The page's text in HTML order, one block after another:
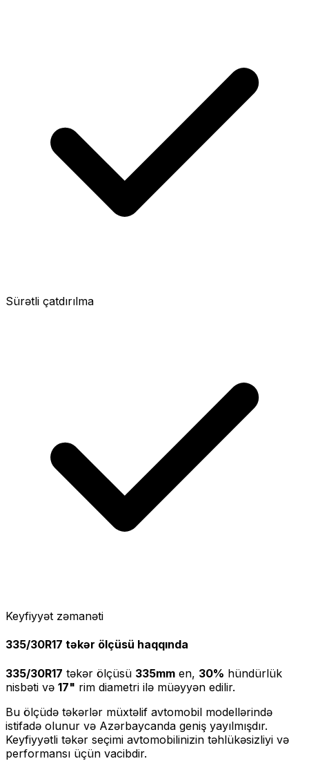
Sürətli çatdırılma
Keyfiyyət zəmanəti
335/30R17 təkər ölçüsü haqqında
335/30R17 təkər ölçüsü 335mm en, 30% hündürlük
nisbəti və 17" rim diametri ilə müəyyən edilir.
Bu ölçüdə təkərlər müxtəlif avtomobil modellərində
istifadə olunur və Azərbaycanda geniş yayılmışdır.
Keyfiyyətli təkər seçimi avtomobilinizin təhlükəsizliyi və
performansı üçün vacibdir.